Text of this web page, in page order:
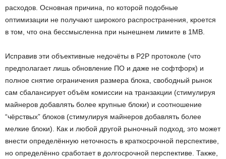
расходов. Основная причина, по которой подобные
оптимизации не получают широкого распространения, кроется
в том, что она бессмысленна при нынешнем лимите в 1MB.
Исправив эти объективные недочёты в P2P протоколе (что
предполагает лишь обновление ПО и даже не софтфорк) и
полное снятие ограничения размера блока, свободный рынок
сам сбалансирует объём комиссии на транзакции (стимулируя
майнеров добавлять более крупные блоки) и соотношение
“чёрствых” блоков (стимулируя майнеров добавлять более
мелкие блоки). Как и любой другой рыночный подход, это может
внести определённую неточность в краткосрочной перспективе,
но определённо сработает в долгосрочной перспективе. Также,